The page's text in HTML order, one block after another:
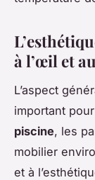
à l’œil et
L’aspect
important
piscine, les
mobilier
et à